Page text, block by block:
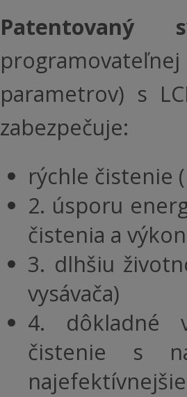
Patentovaný
parametrov) s
zabezpečuje:
rýchle čistenie
2. úsporu
čistenia a
3. dlhšiu
vysávača)
4. dôkladné
čistenie s